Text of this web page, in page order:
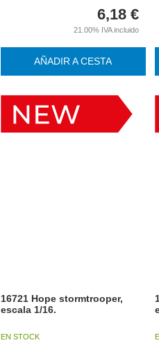
6,18 €
21.00% IVA incluido
AÑADIR A CESTA
16721 Hope stormtrooper,
escala 1/16.
EN STOCK